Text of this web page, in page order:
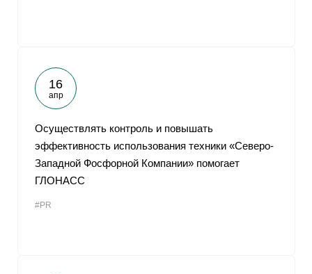
16
апр
Осуществлять контроль и повышать
эффективность использования техники «Северо-
Западной Фосфорной Компании» помогает
ГЛОНАСС
#PR